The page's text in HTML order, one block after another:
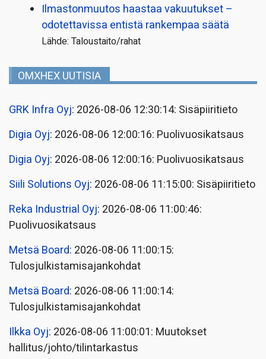
Ilmastonmuutos haastaa vakuutukset –
odotettavissa entistä rankempaa säätä
Lähde: Taloustaito/rahat
OMXHEX UUTISIA
GRK Infra Oyj: 2026-08-06 12:30:14: Sisäpiiritieto
Digia Oyj: 2026-08-06 12:00:16: Puolivuosikatsaus
Digia Oyj: 2026-08-06 12:00:16: Puolivuosikatsaus
Siili Solutions Oyj: 2026-08-06 11:15:00: Sisäpiiritieto
Reka Industrial Oyj: 2026-08-06 11:00:46:
Puolivuosikatsaus
Metsä Board: 2026-08-06 11:00:15:
Tulosjulkistamisajankohdat
Metsä Board: 2026-08-06 11:00:14:
Tulosjulkistamisajankohdat
Ilkka Oyj: 2026-08-06 11:00:01: Muutokset
hallitus/johto/tilintarkastus